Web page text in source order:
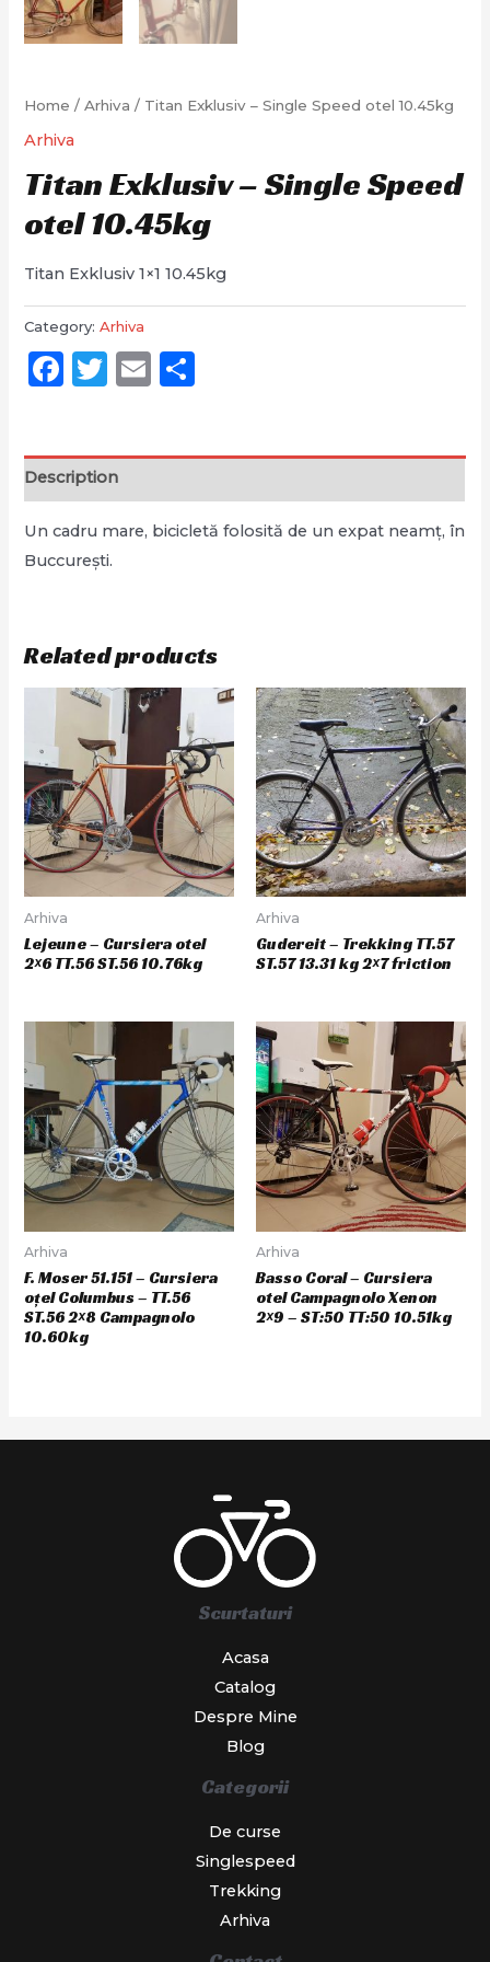
Home /Arhiva / Titan Exklusiv – Single Speed otel 10.45kg
Arhiva
Titan Exklusiv – Single Speed
otel 10.45kg
Titan Exklusiv 1×1 10.45kg
Category:Arhiva
Facebook
Twitter
Email
Description
Un cadru mare, bicicletă folosită de un expat neamț, în
Buccurești.
Related products
Arhiva
Lejeune – Cursiera otel
2×6 TT.56 ST.56 10.76kg
Arhiva
Gudereit – Trekking TT.57
ST.57 13.31 kg 2×7 friction
Arhiva
F. Moser 51.151 – Cursiera
oțel Columbus – TT.56
ST.56 2×8 Campagnolo
10.60kg
Arhiva
Basso Coral – Cursiera
otel Campagnolo Xenon
2×9 – ST:50 TT:50 10.51kg
Scurtaturi
Acasa
Catalog
Despre Mine
Blog
Categorii
De curse
Singlespeed
Trekking
Arhiva